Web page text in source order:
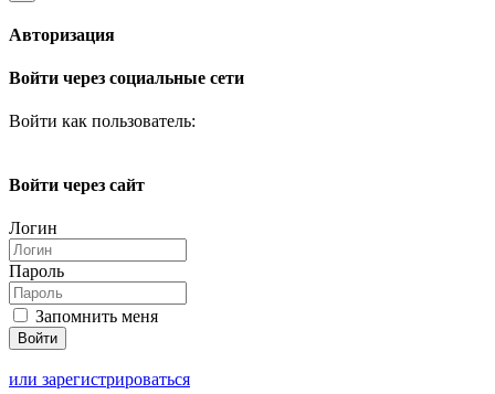
Авторизация
Войти через социальные сети
Войти как пользователь:
Войти через сайт
Логин
Пароль
Запомнить меня
или зарегистрироваться